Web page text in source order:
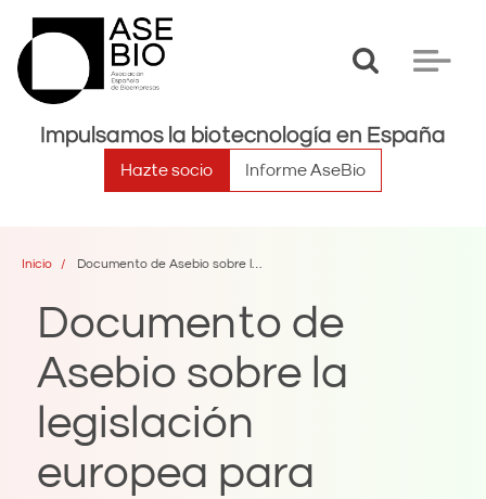
Toggle
Toggle
Impulsamos la biotecnología en España
Hazte socio Informe AseBio
Inicio Documento de Asebio sobre la legislación europea para productos de diagnóstico in vitro (2016)
Documento de
Asebio sobre la
legislación
europea para